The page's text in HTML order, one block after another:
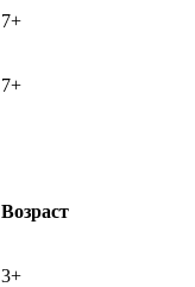
7+
7+
Возраст
3+